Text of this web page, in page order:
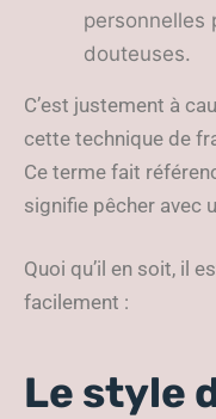
personnelles
douteuses.
C’est justement à
cette technique de
Ce terme fait
signifie pêcher avec
Quoi qu’il en soit, il
facilement :
Le style